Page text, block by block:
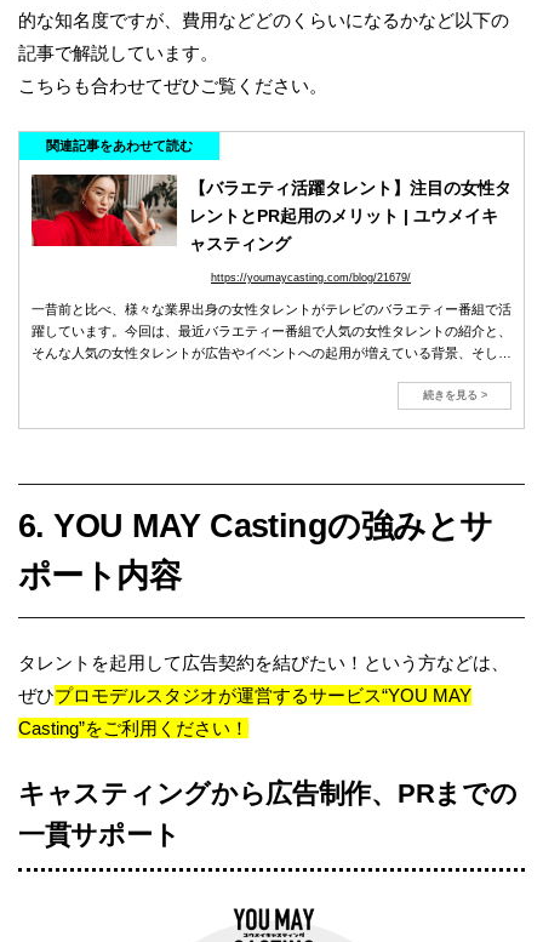
的な知名度ですが、費用などどのくらいになるかなど以下の
記事で解説しています。
こちらも合わせてぜひご覧ください。
関連記事をあわせて読む
【バラエティ活躍タレント】注目の女性タ
レントとPR起用のメリット | ユウメイキ
ャスティング
https://youmaycasting.com/blog/21679/
一昔前と比べ、様々な業界出身の女性タレントがテレビのバラエティー番組で活
躍しています。今回は、最近バラエティー番組で人気の女性タレントの紹介と、
そんな人気の女性タレントが広告やイベントへの起用が増えている背景、そして
続きを見る >
6. YOU MAY Castingの強みとサ
ポート内容
タレントを起用して広告契約を結びたい！という方などは、
ぜひプロモデルスタジオが運営するサービス“YOU MAY
Casting”をご利用ください！
キャスティングから広告制作、PRまでの
一貫サポート